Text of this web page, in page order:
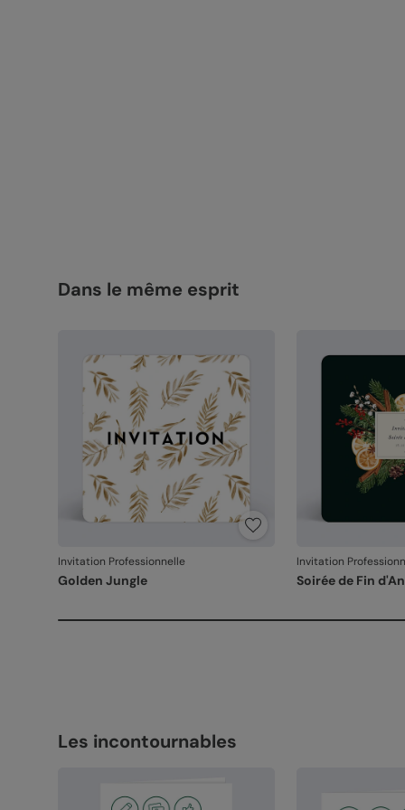
Dans le même esprit
Invitation Professionnelle
Golden Jungle
Invitation
Soirée de Fin
Les incontournables